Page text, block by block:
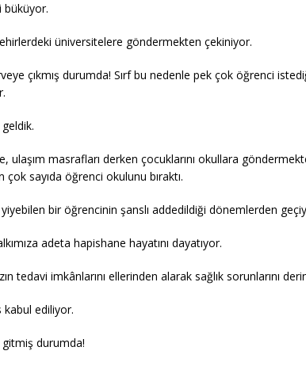
büküyor.
üniversitelere göndermekten çekiniyor.
çıkmış durumda! Sırf bu nedenle pek çok öğrenci
ulaşım masrafları derken çocuklarını okullara
çok sayıda öğrenci okulunu bıraktı.
bir öğrencinin şanslı addedildiği dönemlerden
adeta hapishane hayatını dayatıyor.
tedavi imkânlarını ellerinden alarak sağlık sorunlarını
kabul ediliyor.
gitmiş durumda!